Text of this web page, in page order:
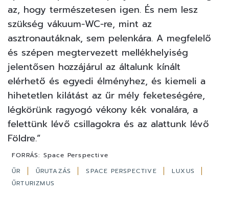
az, hogy természetesen igen. És nem lesz
szükség vákuum-WC-re, mint az
asztronautáknak, sem pelenkára. A megfelelő
és szépen megtervezett mellékhelyiség
jelentősen hozzájárul az általunk kínált
elérhető és egyedi élményhez, és kiemeli a
hihetetlen kilátást az űr mély feketeségére,
légkörünk ragyogó vékony kék vonalára, a
felettünk lévő csillagokra és az alattunk lévő
Földre.”
FORRÁS: Space Perspective
ŰR
ŰRUTAZÁS SPACE PERSPECTIVE
LUXUS
ŰRTURIZMUS